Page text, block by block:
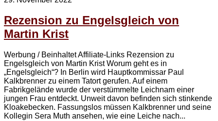
Rezension zu Engelsgleich von
Martin Krist
Werbung / Beinhaltet Affiliate-Links Rezension zu
Engelsgleich von Martin Krist Worum geht es in
„Engelsgleich“? In Berlin wird Hauptkommissar Paul
Kalkbrenner zu einem Tatort gerufen. Auf einem
Fabrikgelände wurde der verstümmelte Leichnam einer
jungen Frau entdeckt. Unweit davon befinden sich stinkende
Kloakebecken. Fassungslos müssen Kalkbrenner und seine
Kollegin Sera Muth ansehen, wie eine Leiche nach...